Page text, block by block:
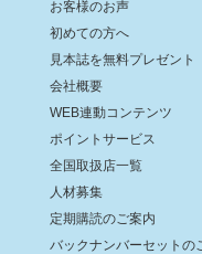
お客様のお声
初めての方へ
見本誌を無料プレゼント
会社概要
WEB連動コンテンツ
ポイントサービス
全国取扱店一覧
人材募集
定期購読のご案内
バックナンバーセットの